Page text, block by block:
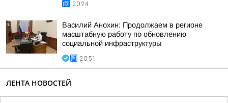
20:24
Василий Анохин: Продолжаем в регионе
масштабную работу по обновлению
социальной инфраструктуры
20:51
ЛЕНТА НОВОСТЕЙ